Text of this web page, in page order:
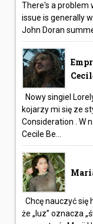
There's a problem
issue is generally
John Doran
Nowy singiel
kojarzy mi się ze
Consideration . W
Cecile Be...
Chcę nauczyć się
że „luz” oznacza